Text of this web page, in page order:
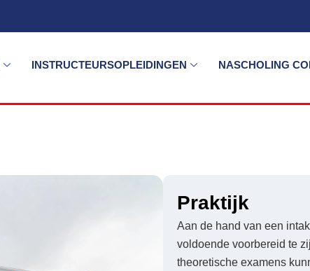
INSTRUCTEURSOPLEIDINGEN NASCHOLING
Praktijk
Aan de hand van een
voldoende voorbereid te
theoretische examens